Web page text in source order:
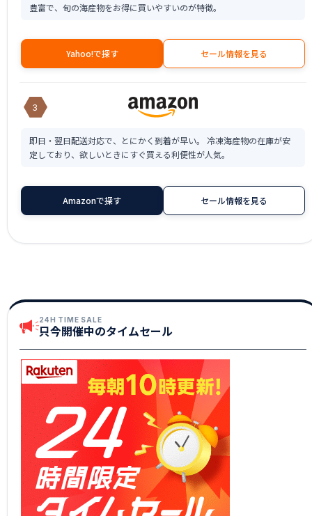
豊富で、旬の海産物をお得に買いやすいのが特徴。
Yahoo!で探す セール情報を見る
3
即日・翌日配送対応で、とにかく到着が早い。 冷凍海産物の在庫が安
定しており、欲しいときにすぐ買える利便性が人気。
Amazonで探す セール情報を見る
24H TIME SALE
只今開催中のタイムセール